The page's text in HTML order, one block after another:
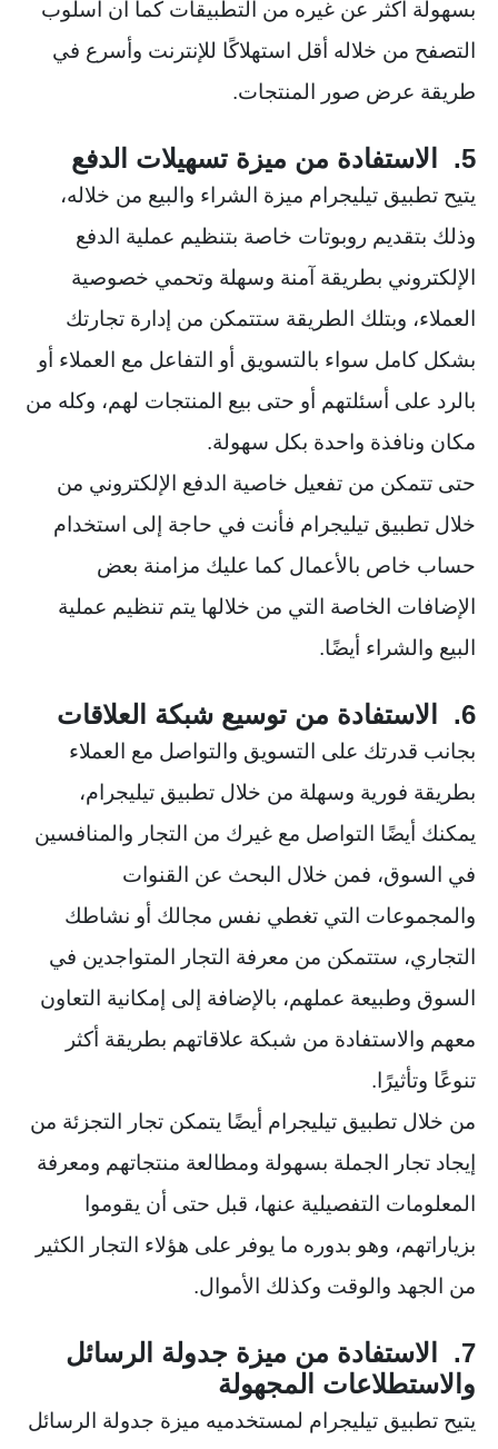
بسهولة أكثر عن غيره من التطبيقات كما أن أسلوب
التصفح من خلاله أقل استهلاكًا للإنترنت وأسرع في
طريقة عرض صور المنتجات.
5. الاستفادة من ميزة تسهيلات الدفع
يتيح تطبيق تيليجرام ميزة الشراء والبيع من خلاله،
وذلك بتقديم روبوتات خاصة بتنظيم عملية الدفع
الإلكتروني بطريقة آمنة وسهلة وتحمي خصوصية
العملاء، وبتلك الطريقة ستتمكن من إدارة تجارتك
بشكل كامل سواء بالتسويق أو التفاعل مع العملاء أو
بالرد على أسئلتهم أو حتى بيع المنتجات لهم، وكله من
مكان ونافذة واحدة بكل سهولة.
حتى تتمكن من تفعيل خاصية الدفع الإلكتروني من
خلال تطبيق تيليجرام فأنت في حاجة إلى استخدام
حساب خاص بالأعمال كما عليك مزامنة بعض
الإضافات الخاصة التي من خلالها يتم تنظيم عملية
البيع والشراء أيضًا.
6. الاستفادة من توسيع شبكة العلاقات
بجانب قدرتك على التسويق والتواصل مع العملاء
بطريقة فورية وسهلة من خلال تطبيق تيليجرام،
يمكنك أيضًا التواصل مع غيرك من التجار والمنافسين
في السوق، فمن خلال البحث عن القنوات
والمجموعات التي تغطي نفس مجالك أو نشاطك
التجاري، ستتمكن من معرفة التجار المتواجدين في
السوق وطبيعة عملهم، بالإضافة إلى إمكانية التعاون
معهم والاستفادة من شبكة علاقاتهم بطريقة أكثر
تنوعًا وتأثيرًا.
من خلال تطبيق تيليجرام أيضًا يتمكن تجار التجزئة من
إيجاد تجار الجملة بسهولة ومطالعة منتجاتهم ومعرفة
المعلومات التفصيلية عنها، قبل حتى أن يقوموا
بزياراتهم، وهو بدوره ما يوفر على هؤلاء التجار الكثير
من الجهد والوقت وكذلك الأموال.
7. الاستفادة من ميزة جدولة الرسائل
والاستطلاعات المجهولة
يتيح تطبيق تيليجرام لمستخدميه ميزة جدولة الرسائل